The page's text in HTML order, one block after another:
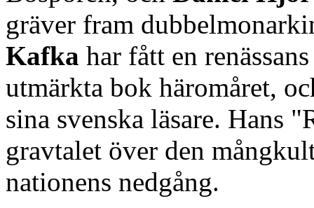
gräver fram
Kafka har fått en
utmärkta bok häromåret,
sina svenska läsare. Hans
gravtalet över den
nationens nedgång.